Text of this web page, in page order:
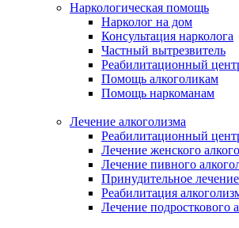
Наркологическая помощь
Нарколог на дом
Консультация нарколога
Частный вытрезвитель
Реабилитационный
Помощь алкоголикам
Помощь наркоманам
Лечение алкоголизма
Реабилитационный
Лечение женского
Лечение пивного
Принудительное
Реабилитация
Лечение подросткового